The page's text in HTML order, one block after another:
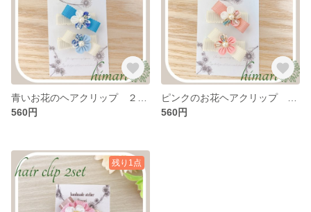
560円
560円
残り1点